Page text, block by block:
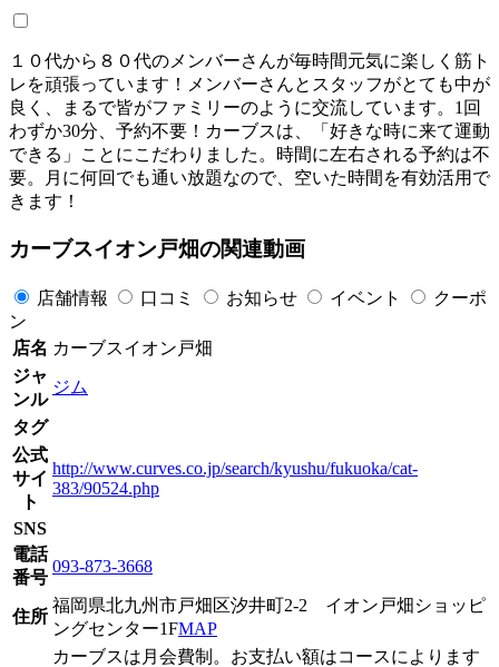
１０代から８０代のメンバーさんが毎時間元気に楽しく筋ト
レを頑張っています！メンバーさんとスタッフがとても中が
良く、まるで皆がファミリーのように交流しています。1回
わずか30分、予約不要！カーブスは、「好きな時に来て運動
できる」ことにこだわりました。時間に左右される予約は不
要。月に何回でも通い放題なので、空いた時間を有効活用で
きます！
カーブスイオン戸畑の関連動画
店舗情報 口コミ お知らせ イベント
クーポ
ン
店名 カーブスイオン戸畑
ジャ
ンル
ジム
タグ
公式
サイ
ト
http://www.curves.co.jp/search/kyushu/fukuoka/cat-
383/90524.php
SNS
電話
番号
093-873-3668
住所
福岡県北九州市戸畑区汐井町2-2 イオン戸畑ショッピ
ングセンター1FMAP
カーブスは月会費制。お支払い額はコースによります